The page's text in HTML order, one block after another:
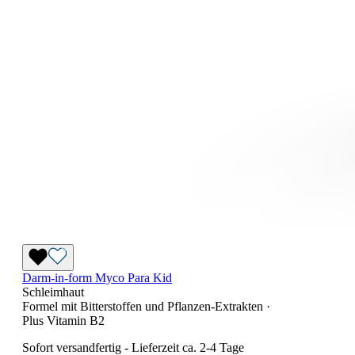
Darm-in-form Myco Para Kid
Schleimhaut
Formel mit Bitterstoffen und Pflanzen-Extrakten ·
Plus Vitamin B2
Sofort versandfertig - Lieferzeit ca. 2-4 Tage